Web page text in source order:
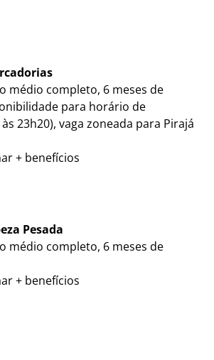
médio completo, 6 meses de
para horário de
23h20), vaga zoneada para Pirajá
+ benefícios
Pesada
médio completo, 6 meses de
+ benefícios